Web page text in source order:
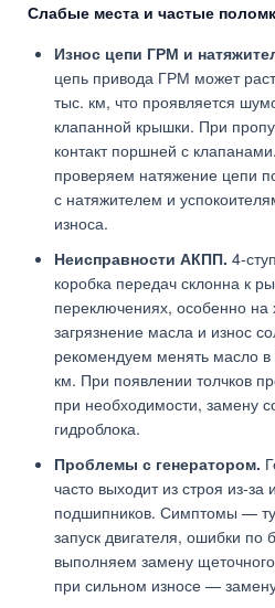
Слабые места и частые
Износ цепи ГРМ и
цепь привода ГРМ может
тыс. км, что проявляется
клапанной крышки. При
контакт поршней с
проверяем натяжение цепи
с натяжителем и
износа.
Неисправности АКПП. 4-
коробка передач склонна к
переключениях, особенно
загрязнение масла и износ
рекомендуем менять масло
км. При появлении толчков
при необходимости, замену
гидроблока.
Проблемы с генератором.
часто выходит из строя из-за
подшипников. Симптомы —
запуск двигателя, ошибки по
выполняем замену
при сильном износе —